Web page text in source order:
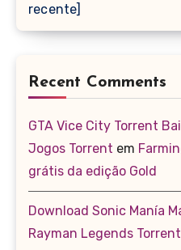
recente]
Recent Comments
GTA Vice City Torrent
Jogos Torrent em
grátis da edição Gold
Download Sonic Manía
Rayman Legends